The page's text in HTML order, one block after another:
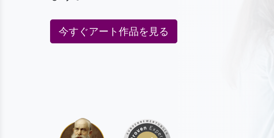
今すぐアート作品を見る